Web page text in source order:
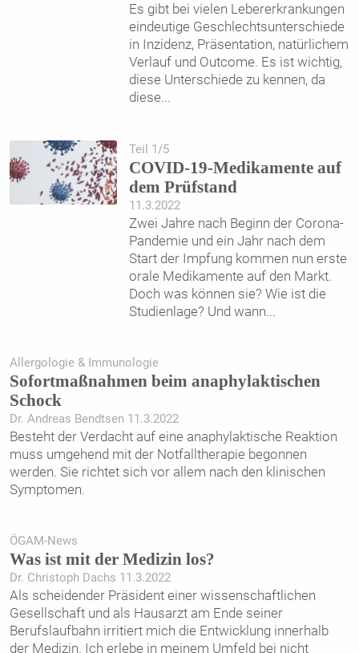
Es gibt bei vielen Lebererkrankungen
eindeutige Geschlechtsunterschiede
in Inzidenz, Präsentation, natürlichem
Verlauf und Outcome. Es ist wichtig,
diese Unterschiede zu kennen, da
diese...
Teil 1/5
COVID-19-Medikamente auf
dem Prüfstand
11.3.2022
Zwei Jahre nach Beginn der Corona-
Pandemie und ein Jahr nach dem
Start der Impfung kommen nun erste
orale Medikamente auf den Markt.
Doch was können sie? Wie ist die
Studienlage? Und wann...
Allergologie & Immunologie
Sofortmaßnahmen beim anaphylaktischen
Schock
Dr. Andreas Bendtsen 11.3.2022
Besteht der Verdacht auf eine anaphylaktische Reaktion
muss umgehend mit der Notfalltherapie begonnen
werden. Sie richtet sich vor allem nach den klinischen
Symptomen.
ÖGAM-News
Was ist mit der Medizin los?
Dr. Christoph Dachs 11.3.2022
Als scheidender Präsident einer wissenschaftlichen
Gesellschaft und als Hausarzt am Ende seiner
Berufslaufbahn irritiert mich die Entwicklung innerhalb
der Medizin. Ich erlebe in meinem Umfeld bei nicht